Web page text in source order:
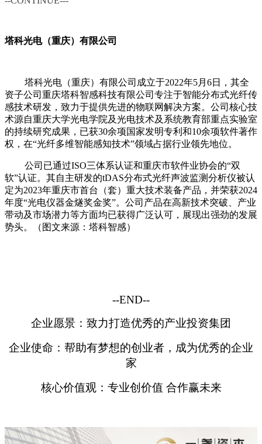
塔科光电（重庆）有限公司
塔科光电（重庆）有限公司成立于2022年5月6日，其全
资子公司重庆塔科智感科技有限公司专注于智能分布式光纤传
感技术研发，致力于提供先进的物联网解决方案。公司核心技
术源自重庆大学光电学院及光电技术及系统教育部重点实验室
的持续研究成果，已获30余项国家发明专利和10余项软件著作
权，在“光纤多维智能感知技术”领域占据行业领先地位。
公司已通过ISO三体系认证和重庆市软件业协会的“双
软”认证。其自主研发的tDAS分布式光纤声波监测分析仪被认
定为2023年重庆市首台（套）重大技术装备产品，并荣获2024
年度“光电仪器金燧奖金奖”。公司产品在高新技术突破、产业
带动及市场潜力等方面均已获得广泛认可，展现出强劲的发展
势头。
（图文来源：塔科智感）
--END--
企业愿景：致力打造优秀的产业投资集团
企业使命：帮助有梦想的创业者，成为优秀的企业
家
核心价值观：专业创价值 合作赢未来